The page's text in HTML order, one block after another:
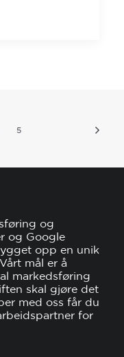
5
og
og Google
opp en unik
mål er å
markedsføring
skal gjøre det
med oss får du
for